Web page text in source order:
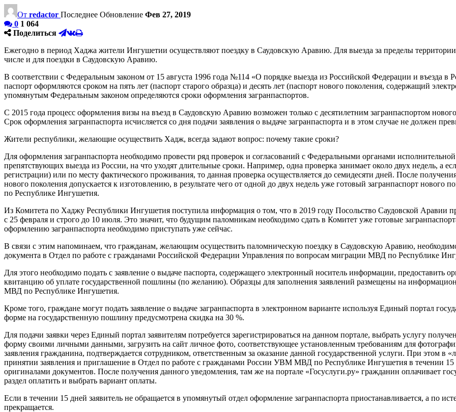
От redactor Последнее Обновление Фев 27, 2019
0 1 064
Поделиться
Ежегодно в период Хаджа жители Ингушетии осуществляют поездку в Саудовскую Аравию. Для выезда за пределы
числе и для поездки в Саудовскую Аравию.
В соответствии с Федеральным законом от 15 августа 1996 года №114 «О порядке выезда из Российской Федерации и въезда
паспорт оформляются сроком на пять лет (паспорт старого образца) и десять лет (паспорт нового поколения, содержащий
упомянутым Федеральным законом определяются сроки оформления загранпаспортов.
С 2015 года процесс оформления визы на въезд в Саудовскую Аравию возможен только с десятилетним загранпаспортом
Срок оформления загранпаспорта исчисляется со дня подачи заявления о выдаче загранпаспорта и в этом случае не должен
Жители республики, желающие осуществить Хадж, всегда задают вопрос: почему такие сроки?
Для оформления загранпаспорта необходимо провести ряд проверок и согласований с Федеральными органами
препятствующих выезда из России, на что уходят длительные сроки. Например, одна проверка занимает около двух недель, а
регистрации) или по месту фактического проживания, то данная проверка осуществляется до семидесяти дней. После
нового поколения допускается к изготовлению, в результате чего от одной до двух недель уже готовый загранпаспорт
по Республике Ингушетия.
Из Комитета по Хаджу Республики Ингушетия поступила информация о том, что в 2019 году Посольство Саудовской Аравии
с 25 февраля и строго до 10 июля. Это значит, что будущим паломникам необходимо сдать в Комитет уже готовые
оформлению загранпаспорта необходимо приступать уже сейчас.
В связи с этим напоминаем, что гражданам, желающим осуществить паломническую поездку в Саудовскую Аравию,
документа в Отдел по работе с гражданами Российской Федерации Управления по вопросам миграции МВД по Республике
Для этого необходимо подать с заявление о выдаче паспорта, содержащего электронный носитель информации,
квитанцию об уплате государственной пошлины (по желанию). Образцы для заполнения заявлений размещены на
МВД по Республике Ингушетия.
Кроме того, граждане могут подать заявление о выдаче загранпаспорта в электронном варианте используя Единый портал
форме на государственную пошлину предусмотрена скидка на 30 %.
Для подачи заявки через Единый портал заявителям потребуется зарегистрироваться на данном портале, выбрать услугу
форму своими личными данными, загрузить на сайт личное фото, соответствующее установленным требованиям для
заявления гражданина, подтверждается сотрудником, ответственным за оказание данной государственной услуги. При этом в
принятии заявления и приглашение в Отдел по работе с гражданами России УВМ МВД по Республике Ингушетия в течении 15
оригиналами документов. После получения данного уведомления, там же на портале «Госуслуги.ру» гражданин оплачивает
раздел оплатить и выбрать вариант оплаты.
Если в течении 15 дней заявитель не обращается в упомянутый отдел оформление загранпаспорта приостанавливается, а по
прекращается.